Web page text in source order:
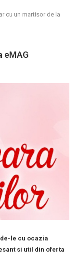
cu un martisor de la
eMAG
le cu ocazia
si util din oferta